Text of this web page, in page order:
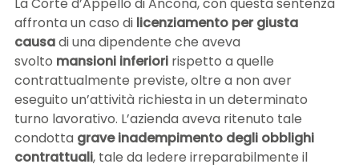
affronta un caso di licenziamento per giusta
causadi una dipendente che aveva
svolto mansioni inferiori rispetto a quelle
contrattualmente previste, oltre a non aver
eseguito un’attività richiesta in un determinato
turno lavorativo. L’azienda aveva ritenuto tale
condotta grave inadempimento degli obblighi
contrattuali, tale da ledere irreparabilmente il